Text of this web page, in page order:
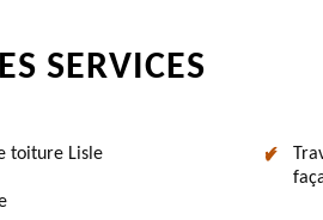
SERVICES
toiture Lisle